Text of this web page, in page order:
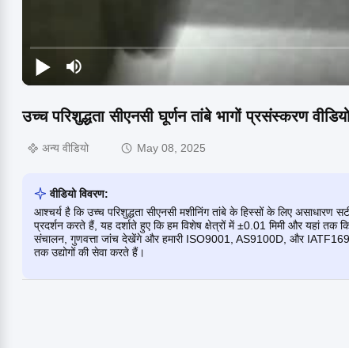
उच्च परिशुद्धता सीएनसी घूर्णन तांबे भागों प्रसंस्करण
अन्य वीडियो May 08, 2025
वीडियो विवरण:
आश्चर्य है कि उच्च परिशुद्धता सीएनसी मशीनिंग तांबे के हिस्सों के लिए असाधारण
प्रदर्शन करते हैं, यह दर्शाते हुए कि हम विशेष क्षेत्रों में ±0.01 मिमी और यहां
संचालन, गुणवत्ता जांच देखेंगे और हमारी ISO9001, AS9100D, और
तक उद्योगों की सेवा करते हैं।